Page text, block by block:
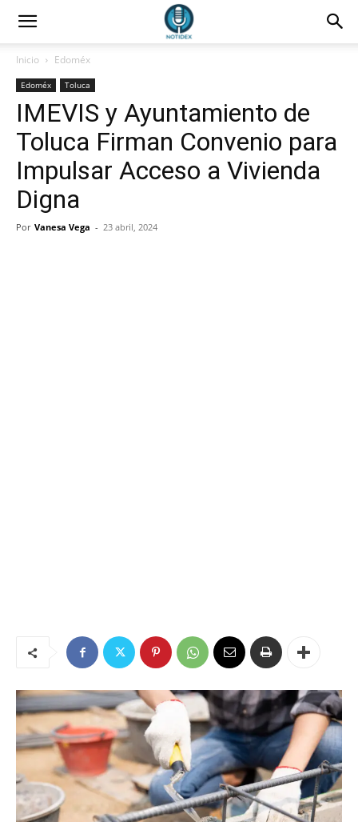
Inicio Edoméx
Edoméx Toluca
IMEVIS y Ayuntamiento de
Toluca Firman Convenio para
Impulsar Acceso a Vivienda
Digna
Por Vanesa Vega - 23 abril, 2024